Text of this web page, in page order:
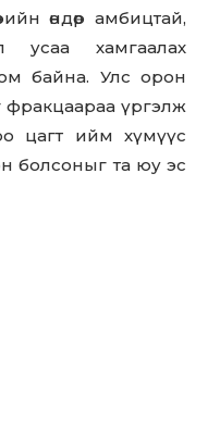
өндөр амбицтай,
усаа хамгаалах
юм байна. Улс орон
фракцаараа үргэлж
цагт ийм хүмүүс
болсоныг та юу эс